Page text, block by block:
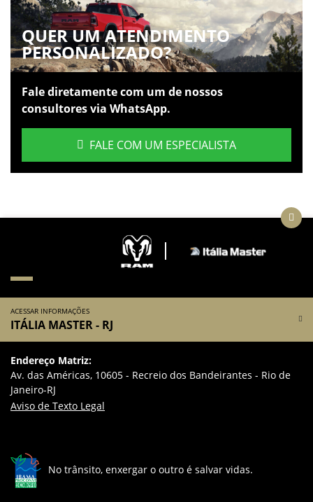
QUER UM ATENDIMENTO
PERSONALIZADO?
Fale diretamente com um de nossos
consultores via WhatsApp.
FALE COM UM ESPECIALISTA
ACESSAR INFORMAÇÕES
ITÁLIA MASTER - RJ
Endereço Matriz:
Av. das Américas, 10605 - Recreio dos Bandeirantes - Rio de
Janeiro-RJ
Aviso de Texto Legal
No trânsito, enxergar o outro é salvar vidas.